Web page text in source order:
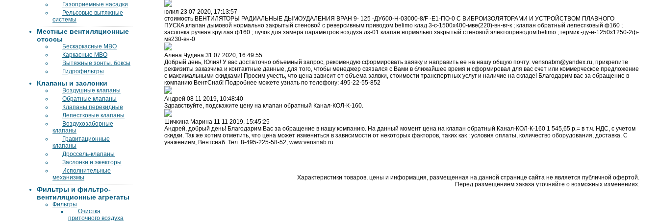
Газоприемные насадки
Рельсовые вытяжные
системы
Местные вентиляционные
отсосы
Бескаркасные МВО
Каркасные МВО
Вытяжные зонты, боксы
Гидрофильтры
Клапаны и заслонки
Воздушные клапаны
Обратные клапаны
Клапаны перекидные
Лепестковые клапаны
Воздухозаборные
клапаны
Гравитационные
клапаны
Дроссель-клапаны
Заслонки и эжекторы
Исполнительные
механизмы
Фильтры и фильтро-
вентиляционные агрегаты
Фильтры
Очистка
приточного воздуха
юлия 23 07 2020, 17:13:57
стоимость ВЕНТИЛЯТОРЫ РАДИАЛЬНЫЕ ДЫМОУДАЛЕНИЯ ВРАН 9- 125 -ДУ600-Н-03000-8/F -E1-ПО-0 С ВИБРОИЗОЛЯТОРАМИ И УСТРОЙСТВОМ ПЛАВНОГО
ПУСКА,клапан дымовой нормально закрытый стеновой с реверсивным приводом belimo клад 3-с-1500х400-мве(220)-вн-вг-к ; клапан обратный лепестковый ф160 ;
заслонка ручная круглая ф160 ; лучок для замера параметров воздуха лз-01 клапан нормально закрытый стеновой электоприводом belimo ; гермик -ду-н-1250х1250-2ф-
мв230-вн-0
Алёна Чудина 31 07 2020, 16:49:55
Добрый день, Юлия! У вас достаточно объемный запрос, рекомендую сформировать заявку и направить ее на нашу общую почту: vensnabm@yandex.ru, прикрепите
реквизиты заказчика и контактные данные, для того, чтобы менеджер связался с Вами в ближайшее время и сформировал для вас счет или коммерческое предложение
с максимальными скидками! Просим учесть, что цена зависит от объема заявки, стоимости транспортных услуг и наличие на складе! Благодарим вас за обращение в
компанию ВентСнаб! Подробнее можете узнать по телефону: 495-22-55-852
Андрей 08 11 2019, 10:48:40
Здравствуйте, подскажите цену на клапан обратный Канал-КОЛ-К-160.
Шичкина Марина 11 11 2019, 15:45:25
Андрей, добрый день! Благодарим Вас за обращение в нашу компанию. На данный момент цена на клапан обратный Канал-КОЛ-К-160 1 545,65 р.= в т.ч. НДС, с учетом
скидки. Так же хотим отметить, что цена может измениться в зависимости от некоторых факторов, таких как : условия оплаты, количество оборудования, доставка. С
уважением, Вентснаб. Тел. 8-495-225-58-52, www.vensnab.ru.
Характеристики товаров, цены и информация, размещенная на данной странице сайта не является публичной офертой.
Перед размещением заказа уточняйте о возможных изменениях.